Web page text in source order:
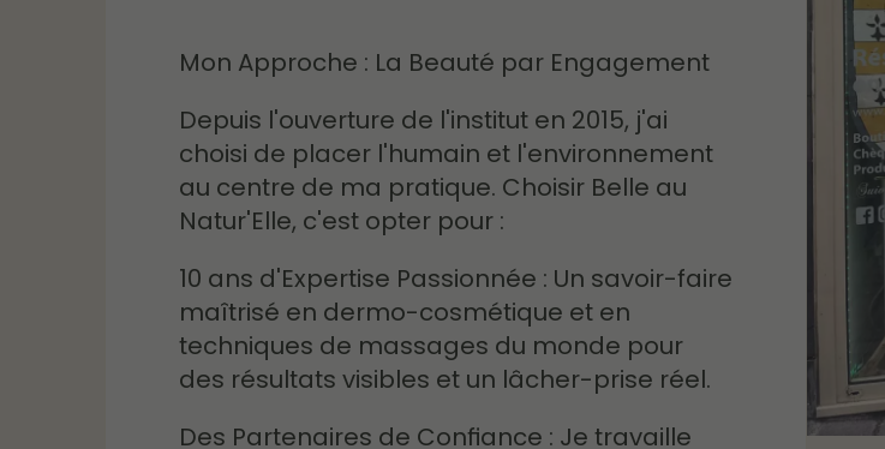
Mon Approche : La Beauté par Engagement
Depuis l'ouverture de l'institut en 2015, j'ai
choisi de placer l'humain et l'environnement
au centre de ma pratique. Choisir Belle au
Natur'Elle, c'est opter pour :
10 ans d'Expertise Passionnée : Un savoir-faire
maîtrisé en dermo-cosmétique et en
techniques de massages du monde pour
des résultats visibles et un lâcher-prise réel.
Des Partenaires de Confiance : Je travaille